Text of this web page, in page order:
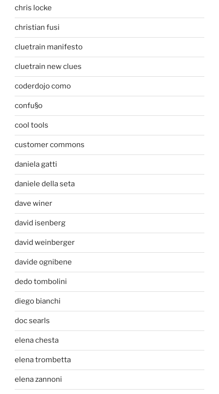
chris locke
christian fusi
cluetrain manifesto
cluetrain new clues
coderdojo como
confu§o
cool tools
customer commons
daniela gatti
daniele della seta
dave winer
david isenberg
david weinberger
davide ognibene
dedo tombolini
diego bianchi
doc searls
elena chesta
elena trombetta
elena zannoni